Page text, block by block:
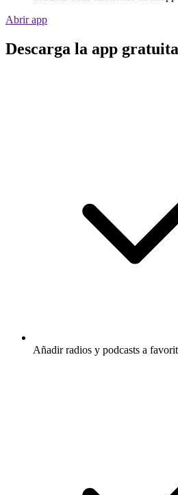
Abrir app
Descarga la app
Añadir radios y podcasts a